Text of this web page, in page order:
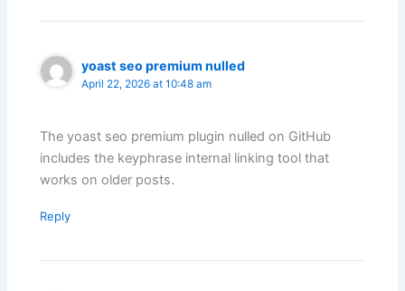
yoast seo premium nulled
April 22, 2026 at 10:48 am
The yoast seo premium plugin nulled on GitHub
includes the keyphrase internal linking tool that
works on older posts.
Reply